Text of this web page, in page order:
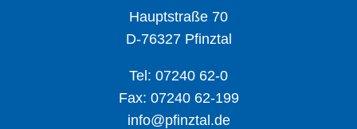
Hauptstraße 70
D-76327 Pfinztal
Tel: 07240 62-0
Fax: 07240 62-199
info@pfinztal.de